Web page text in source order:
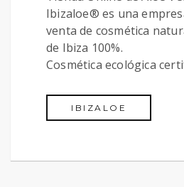
Ibizaloe® es una
venta de cosmética
de Ibiza 100%.
Cosmética ecológica
IBIZALOE